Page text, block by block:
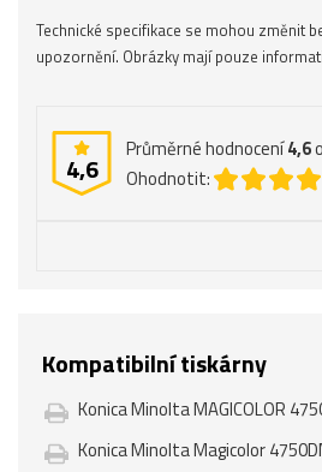
Technické specifikace se mohou změnit
upozornění. Obrázky mají pouze
4,6
Průměrné hodnocení4,6
Ohodnotit:
Kompatibilní tiskárny
Konica Minolta MAGICOLOR
Konica Minolta Magicolor